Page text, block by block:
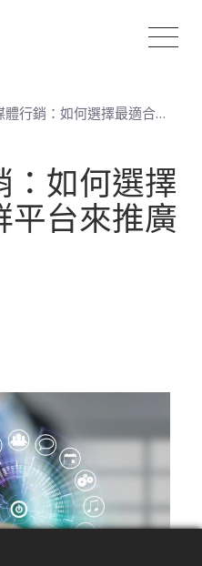
銷：如何選擇最適合的社群平台來推廣品牌
：如何選擇
平台來推廣